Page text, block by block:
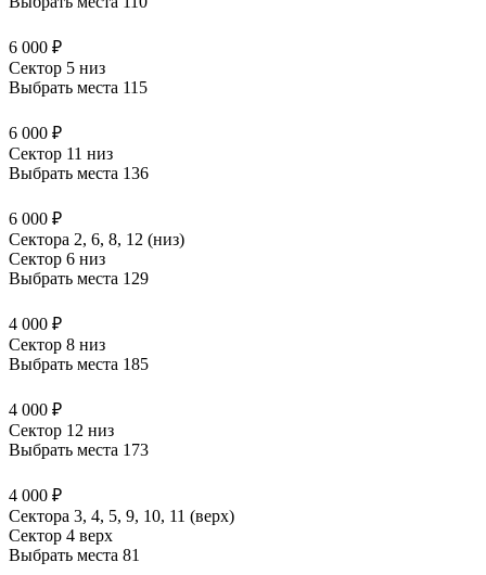
6 000 ₽
Сектор 5 низ
Выбрать места 115
6 000 ₽
Сектор 11 низ
Выбрать места 136
6 000 ₽
Сектора 2, 6, 8, 12 (низ)
Сектор 6 низ
Выбрать места 129
4 000 ₽
Сектор 8 низ
Выбрать места 185
4 000 ₽
Сектор 12 низ
Выбрать места 173
4 000 ₽
Сектора 3, 4, 5, 9, 10, 11 (верх)
Сектор 4 верх
Выбрать места 81